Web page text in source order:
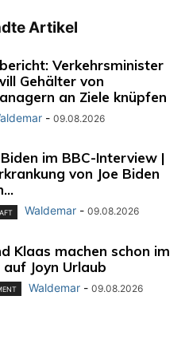
Artikel
Verkehrsminister
Gehälter von
an Ziele knüpfen
- 09.08.2026
im BBC-Interview |
von Joe Biden
Waldemar - 09.08.2026
Klaas machen schon im
Joyn Urlaub
Waldemar - 09.08.2026